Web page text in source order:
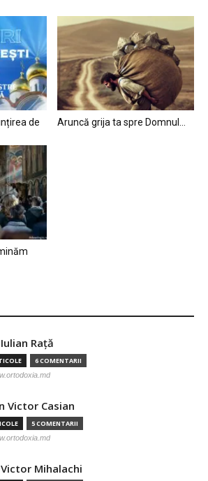
de
Aruncă grija ta spre Domnul…
Raţă
6 COMENTARII
Victor Casian
5 COMENTARII
Mihalachi